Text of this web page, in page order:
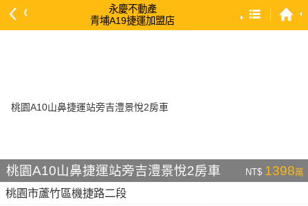
永慶不動產
青埔A19捷運加盟店
依建物坪數 大 → 小
依土地坪數 大 → 小
桃園A10山鼻捷運站旁吉澧景悅2房車 NT$ 1398萬
桃園市蘆竹區機捷路二段